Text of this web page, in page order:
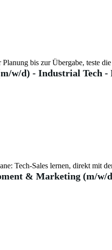
bis zur Übergabe, teste
w/d) - Industrial Tech -
Tech-Sales lernen, direkt mit
& Marketing (m/w/